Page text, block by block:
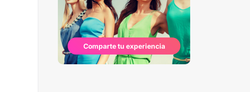
Comparte tu experiencia